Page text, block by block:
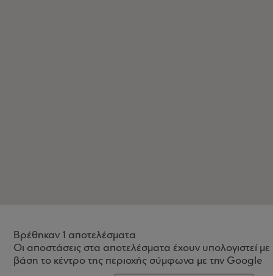
Βρέθηκαν 1 αποτελέσματα
Οι αποστάσεις στα αποτελέσματα έχουν υπολογιστεί με
βάση το κέντρο της περιοχής σύμφωνα με την Google